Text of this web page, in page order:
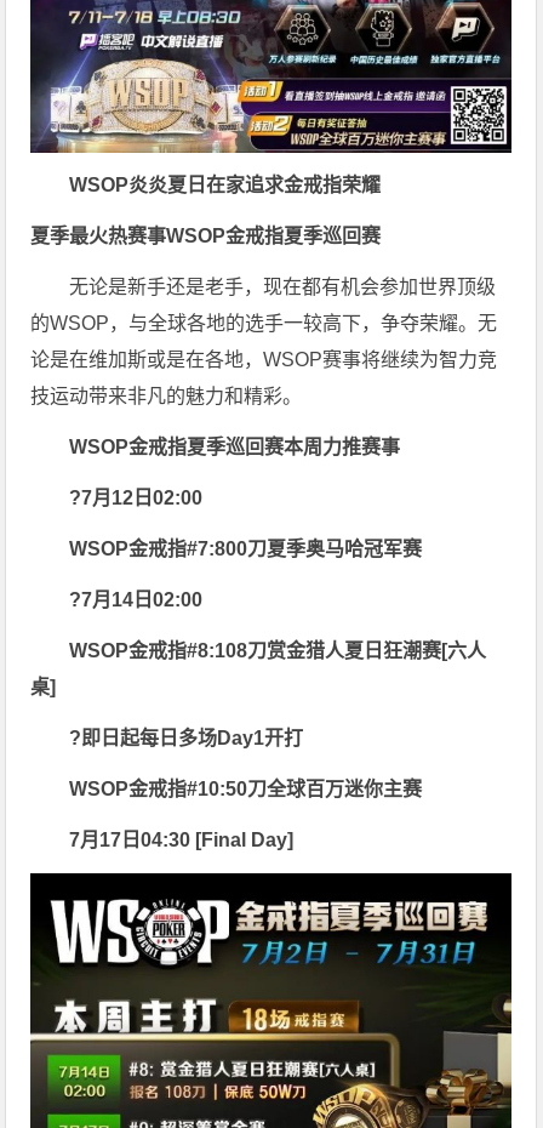
WSOP炎炎夏日在家追求金戒指荣耀
夏季最火热赛事WSOP金戒指夏季巡回赛
无论是新手还是老手，现在都有机会参加世界顶级
的WSOP，与全球各地的选手一较高下，争夺荣耀。无
论是在维加斯或是在各地，WSOP赛事将继续为智力竞
技运动带来非凡的魅力和精彩。
WSOP金戒指夏季巡回赛本周力推赛事
?7月12日02:00
WSOP金戒指#7:800刀夏季奥马哈冠军赛
?7月14日02:00
WSOP金戒指#8:108刀赏金猎人夏日狂潮赛[六人
桌]
?即日起每日多场Day1开打
WSOP金戒指#10:50刀全球百万迷你主赛
7月17日04:30 [Final Day]